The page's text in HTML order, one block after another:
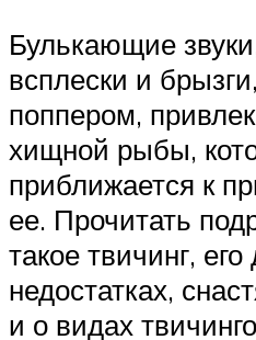
Булькающие
всплески и
поппером,
хищной рыбы,
приближается к
ее. Прочитать
такое твичинг,
недостатках,
и о видах